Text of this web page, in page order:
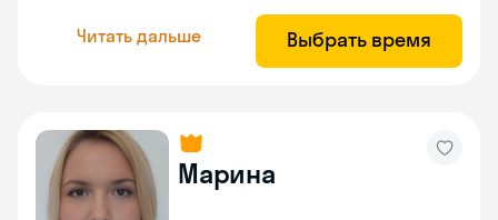
Читать дальше Выбрать время
Марина